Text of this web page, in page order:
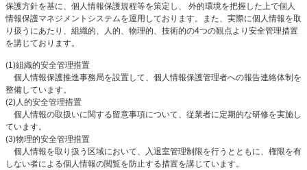
保護方針を基に、個人情報保護規程等を策定し、 外的環境を把握した上で個人
情報保護マネジメントシステムを運用しております。また、実際に個人情報を取
り扱うにあたり、組織的、人的、物理的、技術的の4つの観点より安全管理措置
を講じております。
(1)組織的安全管理措置
個人情報保護推進事務局を設置して、個人情報保護管理者への報告連絡体制を
整備しています。
(2)人的安全管理措置
個人情報の取扱いに関する留意事項について、従業者に定期的な研修を実施し
ています。
(3)物理的安全管理措置
個人情報を取り扱う区域において、入退室管理制限を行うとともに、権限を有
しない者による個人情報の閲覧を防止する措置を講じています。